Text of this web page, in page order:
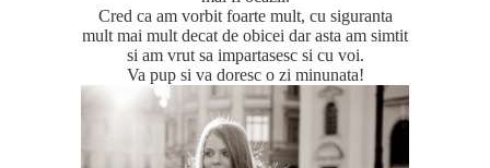
Cred ca am vorbit foarte mult, cu siguranta
mult mai mult decat de obicei dar asta am simtit
si am vrut sa impartasesc si cu voi.
Va pup si va doresc o zi minunata!